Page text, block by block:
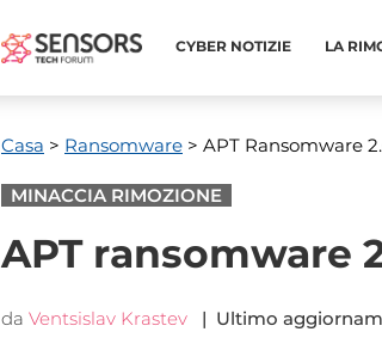
CYBER ​​NOTIZIE LA
Casa > Ransomware > APT Ransomware
MINACCIA RIMOZIONE
APT ransomware
da Ventsislav Krastev | Ultimo